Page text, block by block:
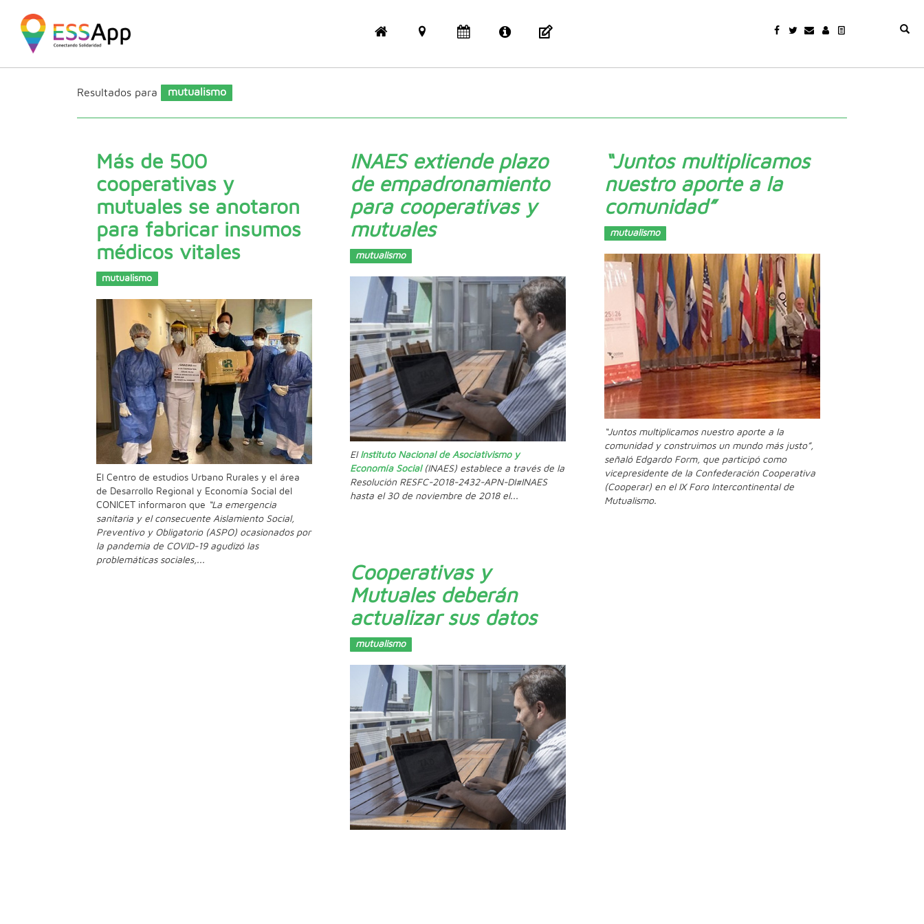
Resultados para mutualismo
Más de 500
cooperativas y
mutuales se anotaron
para fabricar insumos
médicos vitales
mutualismo
El Centro de estudios Urbano Rurales y el área
de Desarrollo Regional y Economía Social del
CONICET informaron que “La emergencia
sanitaria y el consecuente Aislamiento Social,
Preventivo y Obligatorio (ASPO) ocasionados por
la pandemia de COVID-19 agudizó las
problemáticas sociales,...
INAES extiende plazo
de empadronamiento
para cooperativas y
mutuales
mutualismo
ElInstituto Nacional de Asociativismo y
Economía Social (INAES) establece a través de la
Resolución RESFC-2018-2432-APN-DI#INAES
hasta el 30 de noviembre de 2018 el...
“Juntos multiplicamos
nuestro aporte a la
comunidad”
mutualismo
“Juntos multiplicamos nuestro aporte a la
comunidad y construimos un mundo más justo”,
señaló Edgardo Form, que participó como
vicepresidente de la Confederación Cooperativa
(Cooperar) en el IX Foro Intercontinental de
Mutualismo.
Cooperativas y
Mutuales deberán
actualizar sus datos
mutualismo